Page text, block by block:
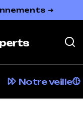
➜
Notre veille